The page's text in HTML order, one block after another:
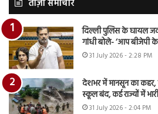
ताज़ा समाचार
दिल्ली पुलिस के घायल
गांधी बोले- ‘आप बीजेपी के
31 July 2026 - 2:28 PM
देशभर में मानसून का कहर,
स्कूल बंद, कई राज्यों में
31 July 2026 - 2:04 PM